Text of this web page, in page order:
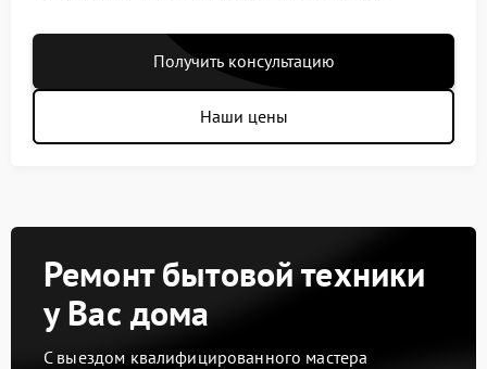
Получить консультацию
Наши цены
Ремонт бытовой техники
у Вас дома
С выездом квалифицированного мастера